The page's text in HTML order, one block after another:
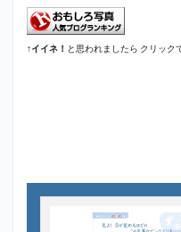
↑イイネ！ と思われましたら クリック